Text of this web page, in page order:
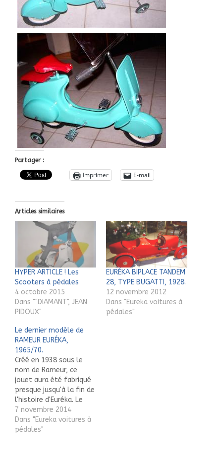
Partager :
Imprimer E-mail
Articles similaires
HYPER ARTICLE ! Les
Scooters à pédales
4 octobre 2015
Dans ""DIAMANT", JEAN
PIDOUX"
EURÉKA BIPLACE TANDEM
28, TYPE BUGATTI, 1928.
12 novembre 2012
Dans "Eureka voitures à
pédales"
Le dernier modèle de
RAMEUR EURÉKA,
1965/70.
Créé en 1938 sous le
nom de Rameur, ce
jouet aura été fabriqué
presque jusqu'à la fin de
l'histoire d'Euréka. Le
premier modèle (en
cours de restauration),
majestueux et racé, se
7 novembre 2014
Dans "Eureka voitures à
pédales"